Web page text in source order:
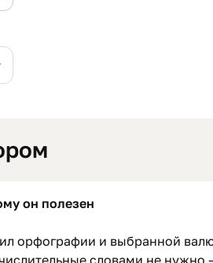
он полезен
орфографии и выбранной
словами не нужно